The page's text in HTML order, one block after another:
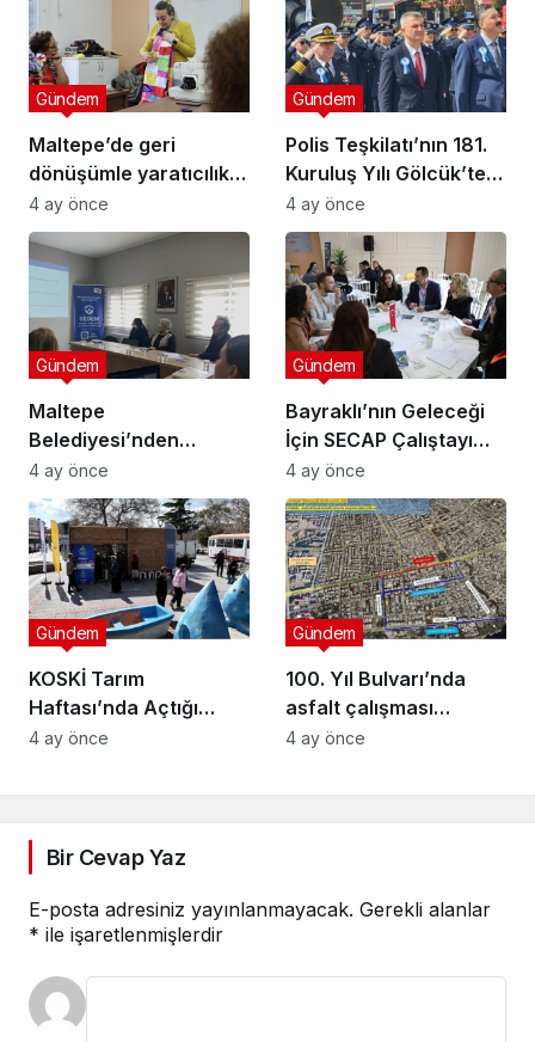
Maltepe’de geri
dönüşümle yaratıcılık
buluştu
Gündem
4 ay önce
Polis Teşkilatı’nın 181.
Kuruluş Yılı Gölcük’te
Törenle Kutlandı
Gündem
4 ay önce
Maltepe
Belediyesi’nden
Muhtarlara Toplumsal
Cinsiyet Eşitliği
Semineri
Gündem
4 ay önce
Bayraklı’nın Geleceği
İçin SECAP Çalıştayı
Düzenlendi
Gündem
4 ay önce
KOSKİ Tarım
Haftası’nda Açtığı
Stantta Su Tasarrufu
Gündem
4 ay önce
100. Yıl Bulvarı’nda
asfalt çalışması
gerçekleştirilecek
Gündem
4 ay önce
Bir Cevap Yaz
E-posta adresiniz yayınlanmayacak. Gerekli alanlar
* ile işaretlenmişlerdir